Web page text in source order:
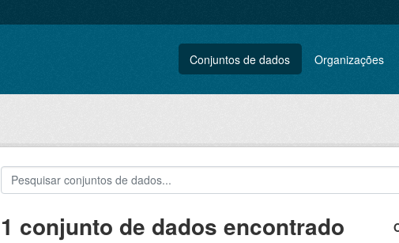
Conjuntos de dados Organizações
1 conjunto de dados encontrado